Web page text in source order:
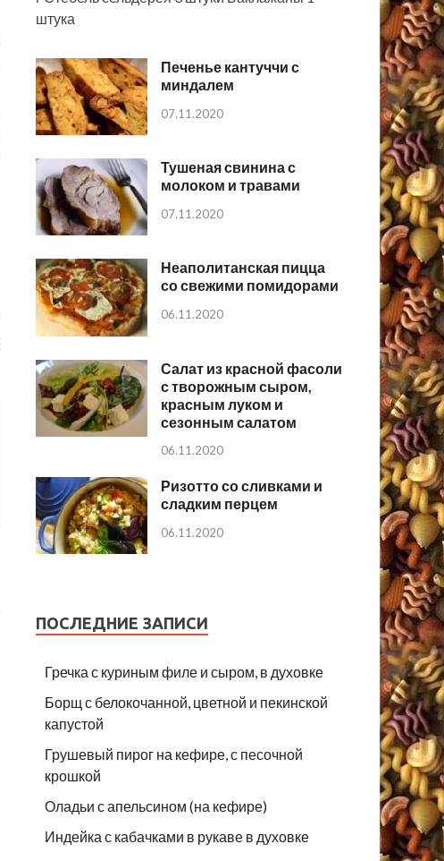
штука
Печенье кантуччи с
миндалем
07.11.2020
Тушеная свинина с
молоком и травами
07.11.2020
Неаполитанская пицца
со свежими помидорами
06.11.2020
Салат из красной фасоли
с творожным сыром,
красным луком и
сезонным салатом
06.11.2020
Ризотто со сливками и
сладким перцем
06.11.2020
ПОСЛЕДНИЕ ЗАПИСИ
Гречка с куриным филе и сыром, в духовке
Борщ с белокочанной, цветной и пекинской
капустой
Грушевый пирог на кефире, с песочной
крошкой
Оладьи с апельсином (на кефире)
Индейка с кабачками в рукаве в духовке